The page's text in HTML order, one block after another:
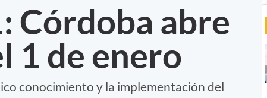
Córdoba abre
1 de enero
conocimiento y la implementación del